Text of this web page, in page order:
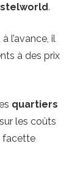
.
l’avance, il
à des prix
quartiers
les coûts
facette